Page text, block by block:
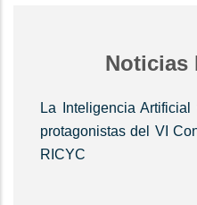
Noticias
La Inteligencia
protagonistas del VI
RICYC